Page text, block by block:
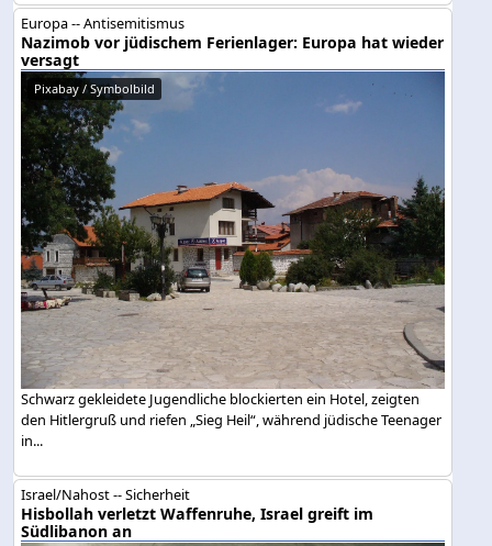
Europa -- Antisemitismus
Nazimob vor jüdischem Ferienlager: Europa hat wieder
versagt
Pixabay / Symbolbild
Schwarz gekleidete Jugendliche blockierten ein Hotel, zeigten
den Hitlergruß und riefen „Sieg Heil“, während jüdische Teenager
in...
Israel/Nahost -- Sicherheit
Hisbollah verletzt Waffenruhe, Israel greift im
Südlibanon an